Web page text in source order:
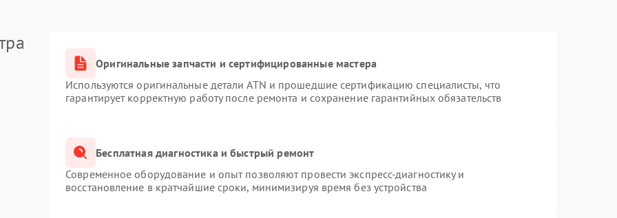
Оригинальные запчасти и сертифицированные мастера
Используются оригинальные детали ATN и прошедшие сертификацию специалисты, что
гарантирует корректную работу после ремонта и сохранение гарантийных обязательств
Бесплатная диагностика и быстрый ремонт
Современное оборудование и опыт позволяют провести экспресс-диагностику и
восстановление в кратчайшие сроки, минимизируя время без устройства